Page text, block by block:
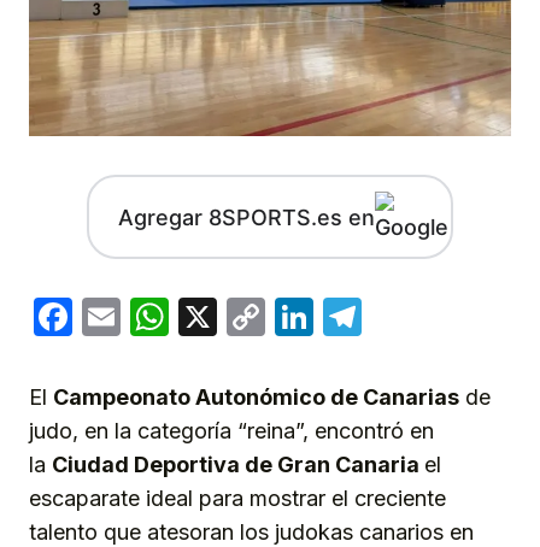
Agregar 8SPORTS.es en
Facebook
EmailWhatsApp
X
CopyLinkedIn
El Campeonato Autonómico de Canarias de
judo, en la categoría “reina”, encontró en
la Ciudad Deportiva de Gran Canaria el
escaparate ideal para mostrar el creciente
talento que atesoran los judokas canarios en